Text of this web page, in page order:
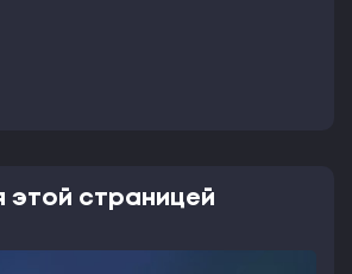
этой страницей